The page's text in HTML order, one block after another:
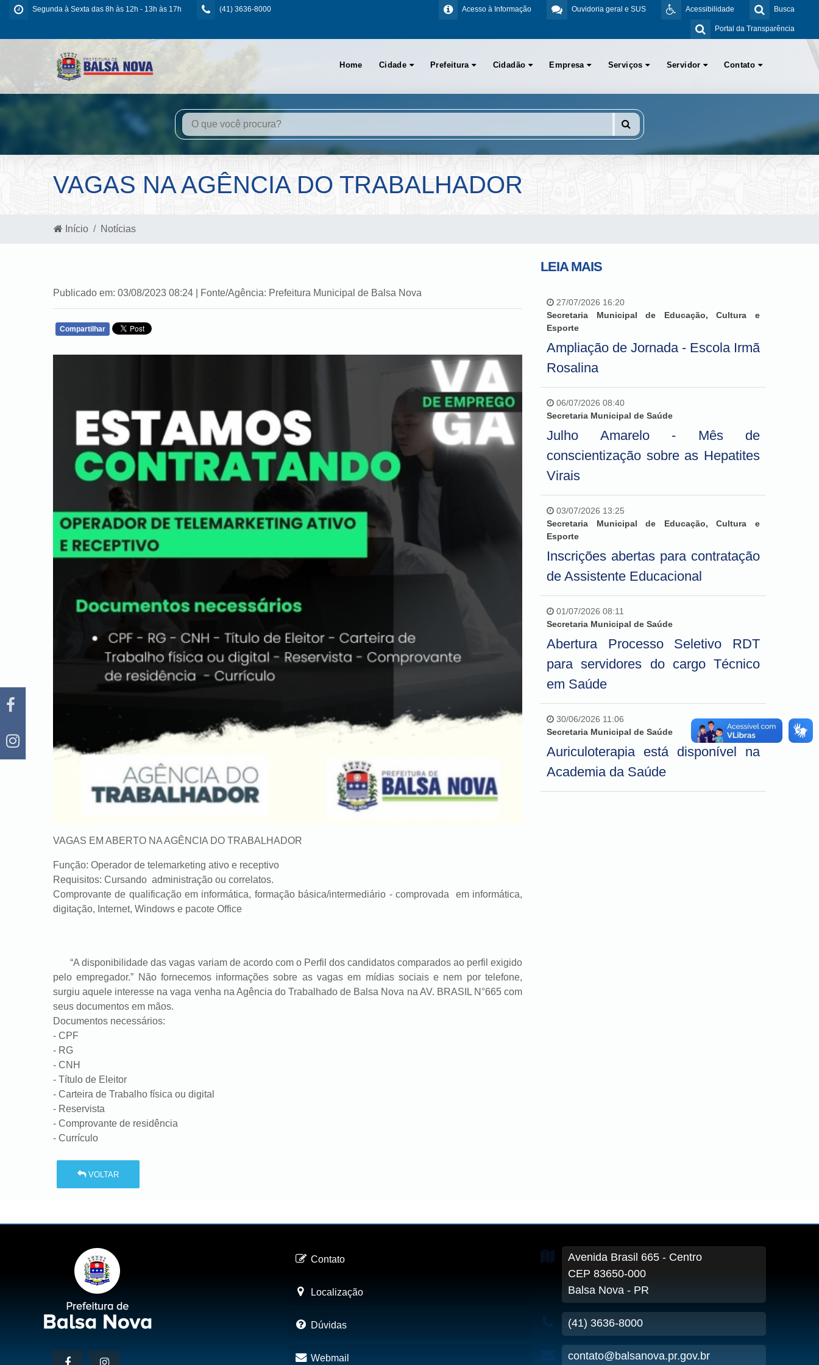
Segunda à Sexta das 8h às 12h - 13h às 17h (41) 3636-8000 Busca
Acessibilidade
Ouvidoria geral e SUS
Acesso à Informação
Portal da Transparência
Home Cidade Prefeitura Cidadão Empresa Serviços Servidor Contato
VAGAS NA AGÊNCIA DO TRABALHADOR
Início Notícias
Publicado em: 03/08/2023 08:24 | Fonte/Agência: Prefeitura Municipal de Balsa Nova
Compartilhar
VAGAS EM ABERTO NA AGÊNCIA DO TRABALHADOR
Função: Operador de telemarketing ativo e receptivo
Requisitos: Cursando administração ou correlatos.
Comprovante de qualificação em informática, formação básica/intermediário - comprovada em informática,
digitação, Internet, Windows e pacote Office
“A disponibilidade das vagas variam de acordo com o Perfil dos candidatos comparados ao perfil exigido
pelo empregador.” Não fornecemos informações sobre as vagas em mídias sociais e nem por telefone,
surgiu aquele interesse na vaga venha na Agência do Trabalhado de Balsa Nova na AV. BRASIL N°665 com
seus documentos em mãos.
Documentos necessários:
- CPF
- RG
- CNH
- Título de Eleitor
- Carteira de Trabalho física ou digital
- Reservista
- Comprovante de residência
- Currículo
VOLTAR
LEIA MAIS
27/07/2026 16:20
Secretaria Municipal de Educação, Cultura e
Esporte
Ampliação de Jornada - Escola Irmã
Rosalina
06/07/2026 08:40
Secretaria Municipal de Saúde
Julho Amarelo - Mês de
conscientização sobre as Hepatites
Virais
03/07/2026 13:25
Secretaria Municipal de Educação, Cultura e
Esporte
Inscrições abertas para contratação
de Assistente Educacional
01/07/2026 08:11
Secretaria Municipal de Saúde
Abertura Processo Seletivo RDT
para servidores do cargo Técnico
em Saúde
30/06/2026 11:06
Secretaria Municipal de Saúde
Auriculoterapia está disponível na
Academia da Saúde
Contato
Localização
Dúvidas
Webmail
Avenida Brasil 665 - Centro
CEP 83650-000
Balsa Nova - PR
(41) 3636-8000
contato@balsanova.pr.gov.br